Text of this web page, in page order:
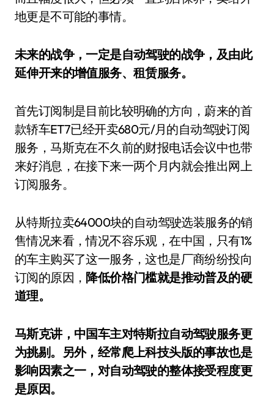
地更是不可能的事情。
未来的战争，一定是自动驾驶的战争，及由此
延伸开来的增值服务、租赁服务。
首先订阅制是目前比较明确的方向，蔚来的首
款轿车ET7已经开卖680元/月的自动驾驶订阅
服务，马斯克在不久前的财报电话会议中也带
来好消息，在接下来一两个月内就会推出网上
订阅服务。
从特斯拉卖64000块的自动驾驶选装服务的销
售情况来看，情况不容乐观，在中国，只有1%
的车主购买了这一服务，这也是厂商纷纷投向
订阅的原因， 降低价格门槛就是推动普及的硬
道理。
马斯克讲，中国车主对特斯拉自动驾驶服务更
为挑剔。另外，经常爬上科技头版的事故也是
影响因素之一，对自动驾驶的整体接受程度更
是原因。